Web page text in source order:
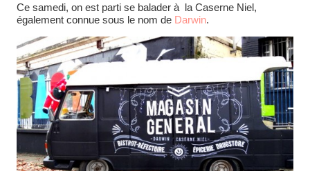
Ce samedi, on est parti se balader à la Caserne Niel,
également connue sous le nom de Darwin.